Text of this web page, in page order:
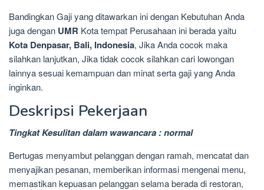
Bandingkan Gaji yang ditawarkan ini dengan Kebutuhan Anda
juga dengan UMR Kota tempat Perusahaan ini berada yaitu
Kota Denpasar, Bali, Indonesia, Jika Anda cocok maka
silahkan lanjutkan, Jika tidak cocok silahkan cari lowongan
lainnya sesuai kemampuan dan minat serta gaji yang Anda
inginkan.
Deskripsi Pekerjaan
Tingkat Kesulitan dalam wawancara : normal
Bertugas menyambut pelanggan dengan ramah, mencatat dan
menyajikan pesanan, memberikan informasi mengenai menu,
memastikan kepuasan pelanggan selama berada di restoran,